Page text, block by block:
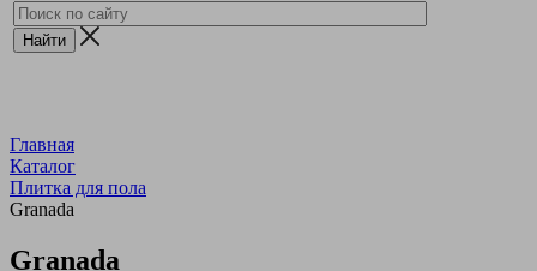
Главная
Каталог
Плитка для пола
Granada
Granada